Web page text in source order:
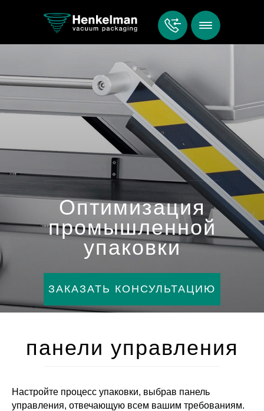
Оптимизация
промышленной
упаковки
ЗАКАЗАТЬ КОНСУЛЬТАЦИЮ
панели управления
Настройте процесс упаковки, выбрав панель
управления, отвечающую всем вашим требованиям.